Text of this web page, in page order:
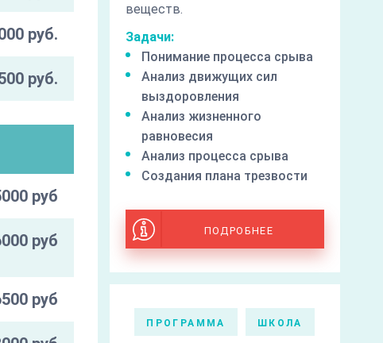
руб.
руб.
руб
руб
руб
веществ.
Задачи:
Понимание процесса срыва
Анализ движущих сил
выздоровления
Анализ жизненного
равновесия
Анализ процесса срыва
Создания плана трезвости
ПОДРОБНЕЕ
ПРОГРАММА ШКОЛА